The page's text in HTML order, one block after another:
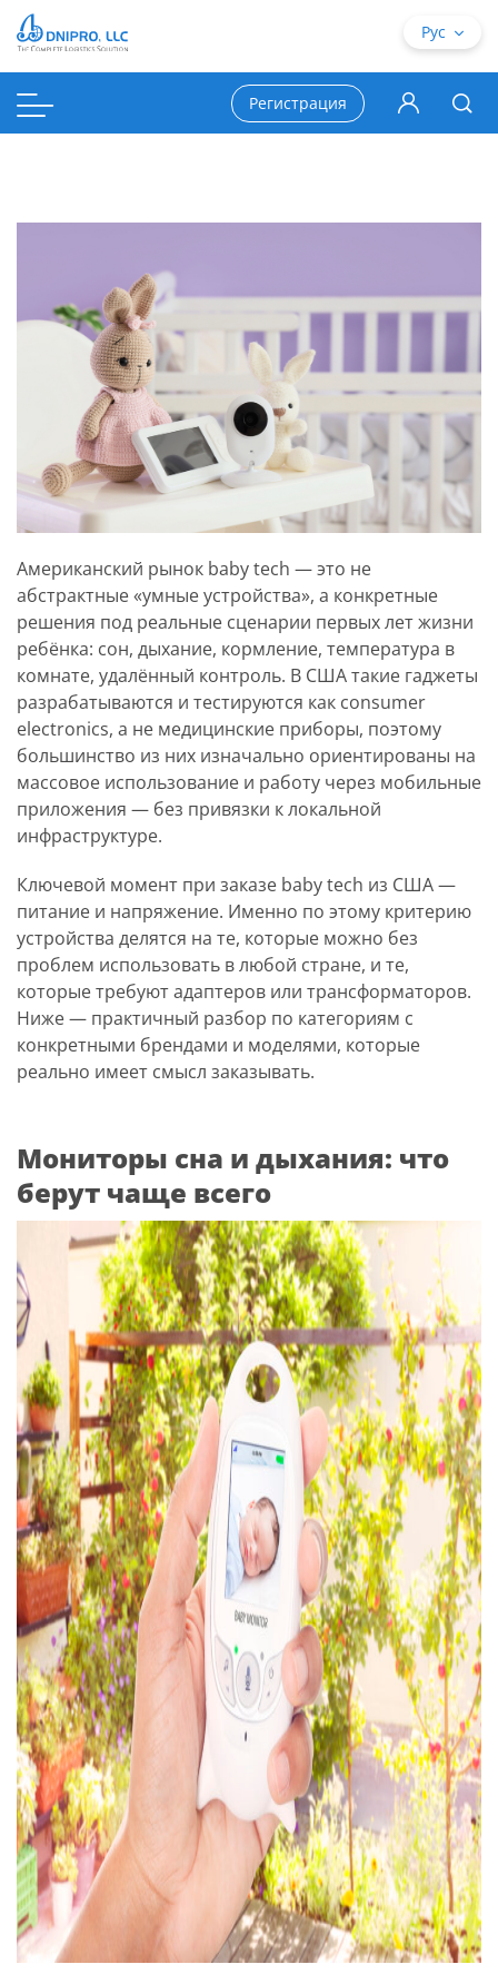
Американский рынок baby tech — это не
абстрактные «умные устройства», а конкретные
решения под реальные сценарии первых лет жизни
ребёнка: сон, дыхание, кормление, температура в
комнате, удалённый контроль. В США такие гаджеты
разрабатываются и тестируются как consumer
electronics, а не медицинские приборы, поэтому
большинство из них изначально ориентированы на
массовое использование и работу через мобильные
приложения — без привязки к локальной
инфраструктуре.
Ключевой момент при заказе baby tech из США —
питание и напряжение. Именно по этому критерию
устройства делятся на те, которые можно без
проблем использовать в любой стране, и те,
которые требуют адаптеров или трансформаторов.
Ниже — практичный разбор по категориям с
конкретными брендами и моделями, которые
реально имеет смысл заказывать.
Мониторы сна и дыхания: что
берут чаще всего
Рус
Регистрация